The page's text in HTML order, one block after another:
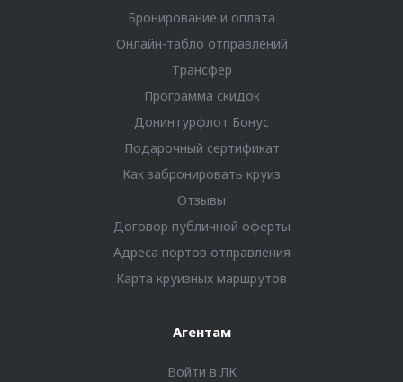
Бронирование и оплата
Онлайн-табло отправлений
Трансфер
Программа скидок
Донинтурфлот Бонус
Подарочный сертификат
Как забронировать круиз
Отзывы
Договор публичной оферты
Адреса портов отправления
Карта круизных маршрутов
Агентам
Войти в ЛК